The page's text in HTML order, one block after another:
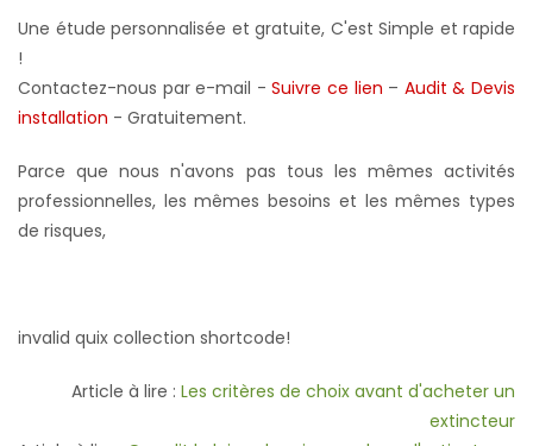
Une étude personnalisée et gratuite, C'est Simple et rapide
!
Contactez-nous par e-mail -Suivre ce lien – Audit & Devis
installation - Gratuitement.
Parce que nous n'avons pas tous les mêmes activités
professionnelles, les mêmes besoins et les mêmes types
de risques,
invalid quix collection shortcode!
Article à lire : Les critères de choix avant d'acheter un
extincteur